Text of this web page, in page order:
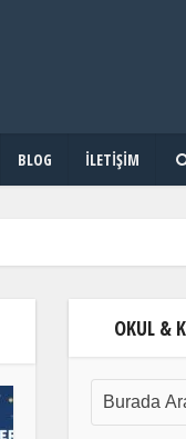
BLOG İLETIŞIM
OKUL &